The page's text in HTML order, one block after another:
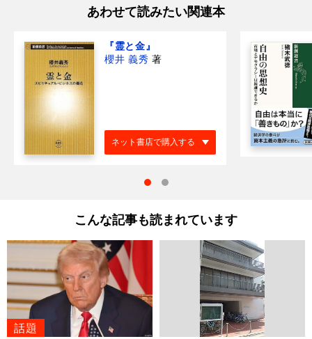
あわせて読みたい関連本
『霊と金』
櫻井 義秀 著
ネット書店で購入する
こんな記事も読まれています
話題